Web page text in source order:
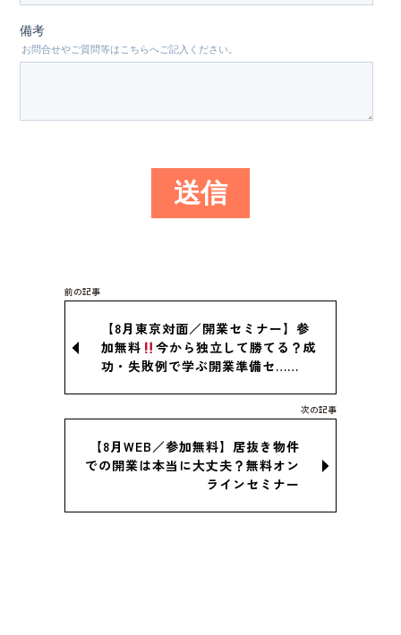
【8月東京対面／開業セミナー】参
加無料
今から独立して勝てる？成
功・失敗例で学ぶ開業準備セ……
【8月WEB／参加無料】居抜き物件
での開業は本当に大丈夫？無料オン
ラインセミナー